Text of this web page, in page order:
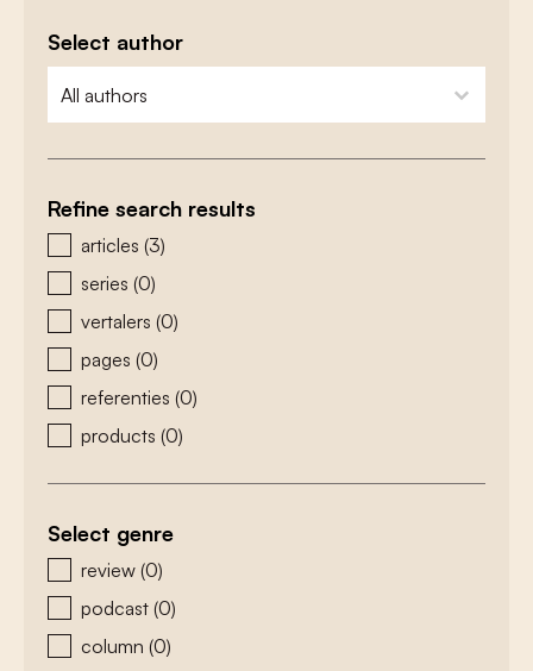
Select author
zoeken - auteurs
select content
Refine search results
zoeken - type
articles (3)
series (0)
vertalers (0)
pages (0)
referenties (0)
products (0)
Select genre
zoeken - genre
review (0)
podcast (0)
column (0)